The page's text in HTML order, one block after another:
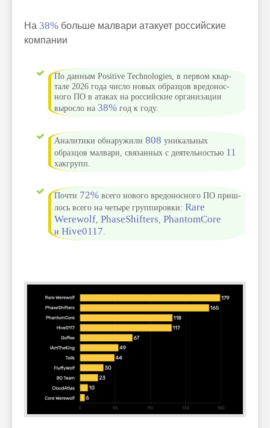
На 38% больше малвари атакует российские
компании
По дан­ным Positive Technologies, в пер­вом квар­
тале 2026 года чис­ло новых образцов вре­донос­
ного ПО в ата­ках на рос­сий­ские орга­низа­ции
вырос­ло на 38% год к году.
Ана­лити­ки обна­ружи­ли 808 уни­каль­ных
образцов мал­вари, свя­зан­ных с деятель­ностью 11
хак­групп.
Поч­ти 72% все­го нового вре­донос­ного ПО приш­
лось все­го на четыре груп­пиров­ки: Rare
Werewolf, PhaseShifters, PhantomCore
и Hive0117.